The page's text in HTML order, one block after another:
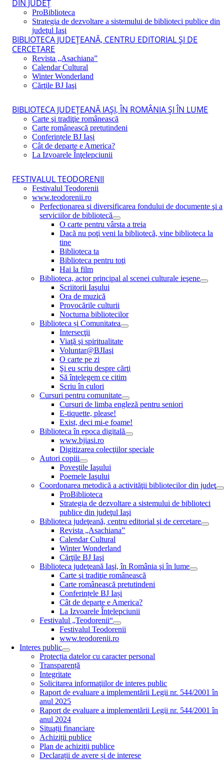
DIN JUDEŢ
ProBiblioteca
Strategia de dezvoltare a sistemului de biblioteci publice din
judeţul Iaşi
BIBLIOTECA JUDEŢEANĂ, CENTRU EDITORIAL ŞI DE
CERCETARE
Revista „Asachiana”
Calendar Cultural
Winter Wonderland
Cărţile BJ Iaşi
BIBLIOTECA JUDEŢEANĂ IAŞI, ÎN ROMÂNIA ŞI ÎN LUME
Carte şi tradiţie românească
Carte românească pretutindeni
Conferințele BJ Iași
Cât de departe e America?
La Izvoarele Înţelepciunii
FESTIVALUL TEODORENII
Festivalul Teodorenii
www.teodorenii.ro
Perfecţionarea şi diversificarea fondului de documente şi a
serviciilor de bibliotecă
O carte pentru vârsta a treia
Dacă nu poţi veni la bibliotecă, vine biblioteca la
tine
Biblioteca ta
Biblioteca pentru toţi
Hai la film
Biblioteca, actor principal al scenei culturale ieşene
Scriitorii Iaşului
Ora de muzică
Provocările culturii
Nocturna bibliotecilor
Biblioteca și Comunitatea
Intersecţii
Viaţă şi spiritualitate
Voluntar@BJIaşi
O carte pe zi
Şi eu scriu despre cărţi
Să înţelegem ce citim
Scriu în culori
Cursuri pentru comunitate
Cursuri de limba engleză pentru seniori
E-tiquette, please!
Exist, deci mi-e foame!
Biblioteca în epoca digitală
www.bjiasi.ro
Digitizarea colecţiilor speciale
Autori copiii
Poveştile Iaşului
Poemele Iaşului
Coordonarea metodică a activităţii bibliotecilor din judeţ
ProBiblioteca
Strategia de dezvoltare a sistemului de biblioteci
publice din judeţul Iaşi
Biblioteca judeţeană, centru editorial şi de cercetare
Revista „Asachiana”
Calendar Cultural
Winter Wonderland
Cărţile BJ Iaşi
Biblioteca judeţeană Iaşi, în România şi în lume
Carte şi tradiţie românească
Carte românească pretutindeni
Conferințele BJ Iași
Cât de departe e America?
La Izvoarele Înţelepciunii
Festivalul „Teodorenii“
Festivalul Teodorenii
www.teodorenii.ro
Interes public
Protecția datelor cu caracter personal
Transparență
Integritate
Solicitarea informaţiilor de interes public
Raport de evaluare a implementării Legii nr. 544/2001 în
anul 2025
Raport de evaluare a implementării Legii nr. 544/2001 în
anul 2024
Situații financiare
Achiziții publice
Plan de achiziţii publice
Declarații de avere și de interese